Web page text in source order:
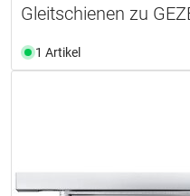
Gleitschienen zu
1 Artikel